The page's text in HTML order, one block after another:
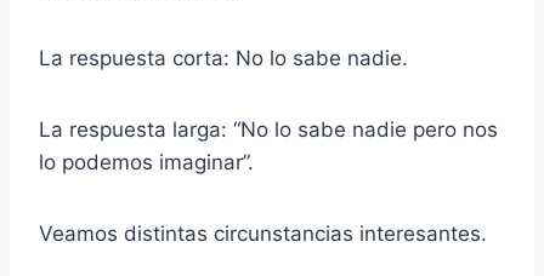
La respuesta corta: No lo sabe nadie.
La respuesta larga: “No lo sabe nadie pero nos
lo podemos imaginar”.
Veamos distintas circunstancias interesantes.